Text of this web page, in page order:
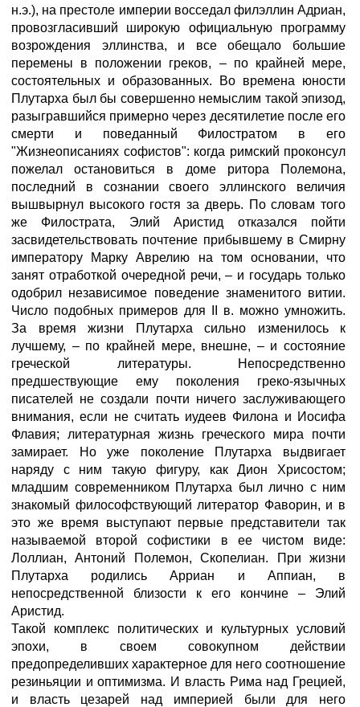
н.э.), на престоле империи восседал филэллин Адриан,
провозгласивший широкую официальную программу
возрождения эллинства, и все обещало большие
перемены в положении греков, – по крайней мере,
состоятельных и образованных. Во времена юности
Плутарха был бы совершенно немыслим такой эпизод,
разыгравшийся примерно через десятилетие после его
смерти и поведанный Филостратом в его
"Жизнеописаниях софистов": когда римский проконсул
пожелал остановиться в доме ритора Полемона,
последний в сознании своего эллинского величия
вышвырнул высокого гостя за дверь. По словам того
же Филострата, Элий Аристид отказался пойти
засвидетельствовать почтение прибывшему в Смирну
императору Марку Аврелию на том основании, что
занят отработкой очередной речи, – и государь только
одобрил независимое поведение знаменитого витии.
Число подобных примеров для II в. можно умножить.
За время жизни Плутарха сильно изменилось к
лучшему, – по крайней мере, внешне, – и состояние
греческой литературы. Непосредственно
предшествующие ему поколения греко-язычных
писателей не создали почти ничего заслуживающего
внимания, если не считать иудеев Филона и Иосифа
Флавия; литературная жизнь греческого мира почти
замирает. Но уже поколение Плутарха выдвигает
наряду с ним такую фигуру, как Дион Хрисостом;
младшим современником Плутарха был лично с ним
знакомый философствующий литератор Фаворин, и в
это же время выступают первые представители так
называемой второй софистики в ее чистом виде:
Лоллиан, Антоний Полемон, Скопелиан. При жизни
Плутарха родились Арриан и Аппиан, в
непосредственной близости к его кончине – Элий
Аристид.
Такой комплекс политических и культурных условий
эпохи, в своем совокупном действии
предопределивших характерное для него соотношение
резиньяции и оптимизма. И власть Рима над Грецией,
и власть цезарей над империей были для него